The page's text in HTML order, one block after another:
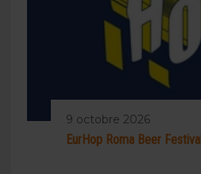
9 octobre 2026
EurHop Roma Beer Festival